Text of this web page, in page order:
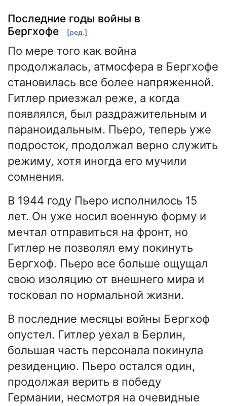
Последние годы войны в
Бергхофе
[ред.]
По мере того как война
продолжалась, атмосфера в Бергхофе
становилась все более напряженной.
Гитлер приезжал реже, а когда
появлялся, был раздражительным и
параноидальным. Пьеро, теперь уже
подросток, продолжал верно служить
режиму, хотя иногда его мучили
сомнения.
В 1944 году Пьеро исполнилось 15
лет. Он уже носил военную форму и
мечтал отправиться на фронт, но
Гитлер не позволял ему покинуть
Бергхоф. Пьеро все больше ощущал
свою изоляцию от внешнего мира и
тосковал по нормальной жизни.
В последние месяцы войны Бергхоф
опустел. Гитлер уехал в Берлин,
большая часть персонала покинула
резиденцию. Пьеро остался один,
продолжая верить в победу
Германии, несмотря на очевидные